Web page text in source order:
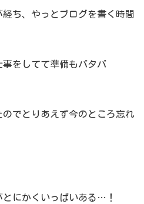
ち、やっとブログを書く時間
をしてて準備もバタバ
でとりあえず今のところ忘れ
にかくいっぱいある…！